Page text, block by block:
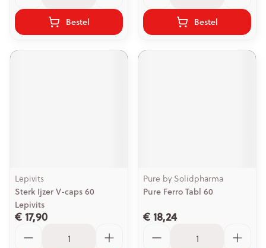
Bestel Bestel
Lepivits
Sterk Ijzer V-caps 60
Lepivits
€ 17,90
Pure by Solidpharma
Pure Ferro Tabl 60
€ 18,24